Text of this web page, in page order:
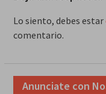
Lo siento, debes estar
comentario.
Anunciate con